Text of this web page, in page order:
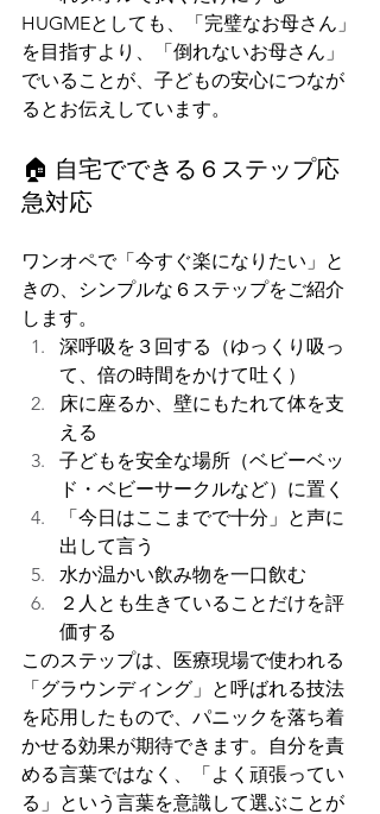
HUGMEとしても、「完璧なお母さん」
を目指すより、「倒れないお母さん」
でいることが、子どもの安心につなが
るとお伝えしています。
🏠 自宅でできる６ステップ応
急対応
ワンオペで「今すぐ楽になりたい」と
きの、シンプルな６ステップをご紹介
します。
深呼吸を３回する（ゆっくり吸っ
て、倍の時間をかけて吐く）
床に座るか、壁にもたれて体を支
える
子どもを安全な場所（ベビーベッ
ド・ベビーサークルなど）に置く
「今日はここまでで十分」と声に
出して言う
水か温かい飲み物を一口飲む
２人とも生きていることだけを評
価する
このステップは、医療現場で使われる
「グラウンディング」と呼ばれる技法
を応用したもので、パニックを落ち着
かせる効果が期待できます。自分を責
める言葉ではなく、「よく頑張ってい
る」という言葉を意識して選ぶことが